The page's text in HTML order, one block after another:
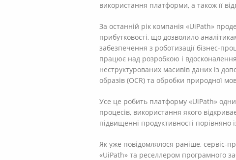
використання платформи, а також її
За останній рік компанія «UiPath»
прибутковості, що дозволило
забезпечення з роботизації бізнес-
працює над розробкою і
неструктурованих масивів даних із
образів (OCR) та обробки природної
Усе це робить платформу «UiPath»
процесів, використання якого
підвищенні продуктивності порівняно
Як уже повідомлялося раніше, сервіс-
«UiPath» та реселлером програмного